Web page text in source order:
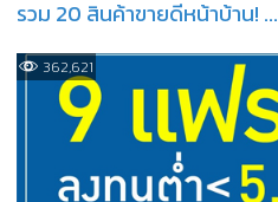
รวม 20 สินค้าขายดีหน้าบ้าน! ...
362,621